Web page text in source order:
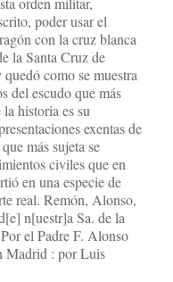
poder usar el
con la cruz blanca
la Santa Cruz de
como se muestra
del escudo que más
historia es su
exentas de
más sujeta se
civiles que en
en una especie de
real. Remón, Alonso,
n[uestr]a Sa. de la
el Padre F. Alonso
Madrid : por Luis